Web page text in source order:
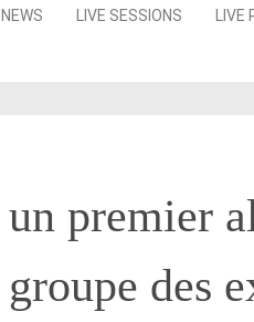
Skip
NEWS LIVE SESSIONS
un premier
groupe des